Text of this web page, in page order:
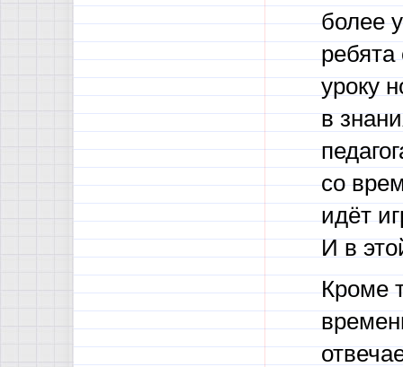
более
ребята
уроку
в
со
идёт
И в
Кроме